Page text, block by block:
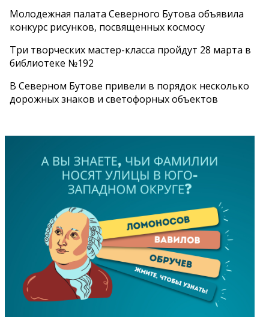
Молодежная палата Северного Бутова объявила
конкурс рисунков, посвященных космосу
Три творческих мастер-класса пройдут 28 марта в
библиотеке №192
В Северном Бутове привели в порядок несколько
дорожных знаков и светофорных объектов